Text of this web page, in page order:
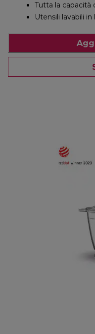
Tutta la capacità
Utensili lavabili